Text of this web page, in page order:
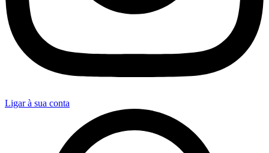
Ligar à sua conta